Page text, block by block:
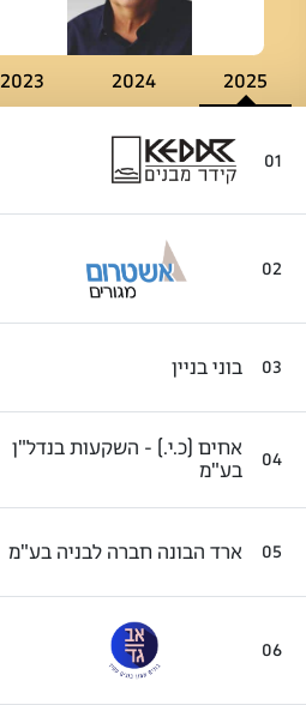
2025
2024
2023
01
02
03 בוני בניין
04
אחים (כ.י.) - השקעות בנדל"ן
בע"מ
05 ארד הבונה חברה לבניה בע"מ
06